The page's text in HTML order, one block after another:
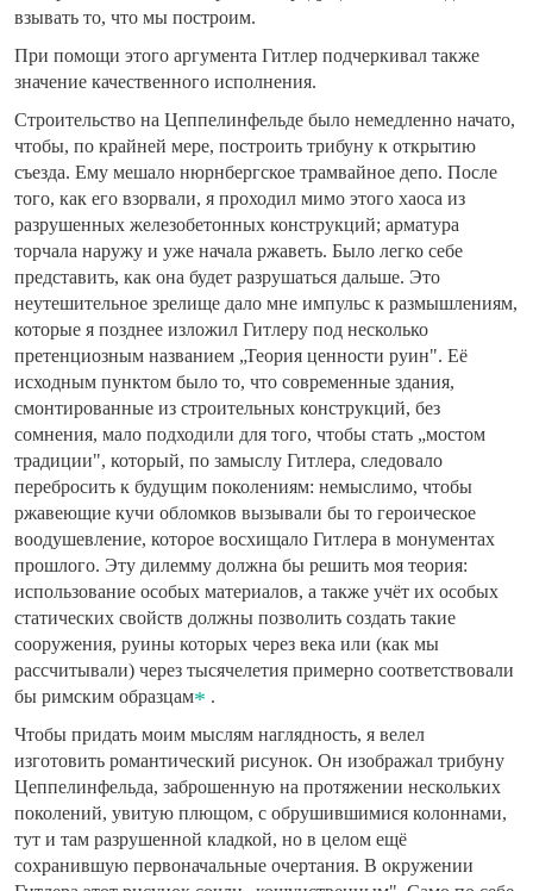
взывать то, что мы построим.
При помощи этого аргумента Гитлер подчеркивал также
значение качественного исполнения.
Строительство на Цеппелинфельде было немедленно начато,
чтобы, по крайней мере, построить трибуну к открытию
съезда. Ему мешало нюрнбергское трамвайное депо. После
того, как его взорвали, я проходил мимо этого хаоса из
разрушенных железобетонных конструкций; арматура
торчала наружу и уже начала ржаветь. Было легко себе
представить, как она будет разрушаться дальше. Это
неутешительное зрелище дало мне импульс к размышлениям,
которые я позднее изложил Гитлеру под несколько
претенциозным названием „Теория ценности руин". Её
исходным пунктом было то, что современные здания,
смонтированные из строительных конструкций, без
сомнения, мало подходили для того, чтобы стать „мостом
традиции", который, по замыслу Гитлера, следовало
перебросить к будущим поколениям: немыслимо, чтобы
ржавеющие кучи обломков вызывали бы то героическое
воодушевление, которое восхищало Гитлера в монументах
прошлого. Эту дилемму должна бы решить моя теория:
использование особых материалов, а также учёт их особых
статических свойств должны позволить создать такие
сооружения, руины которых через века или (как мы
рассчитывали) через тысячелетия примерно соответствовали
бы римским образцам
.
Чтобы придать моим мыслям наглядность, я велел
изготовить романтический рисунок. Он изображал трибуну
Цеппелинфельда, заброшенную на протяжении нескольких
поколений, увитую плющом, с обрушившимися колоннами,
тут и там разрушенной кладкой, но в целом ещё
сохранившую первоначальные очертания. В окружении